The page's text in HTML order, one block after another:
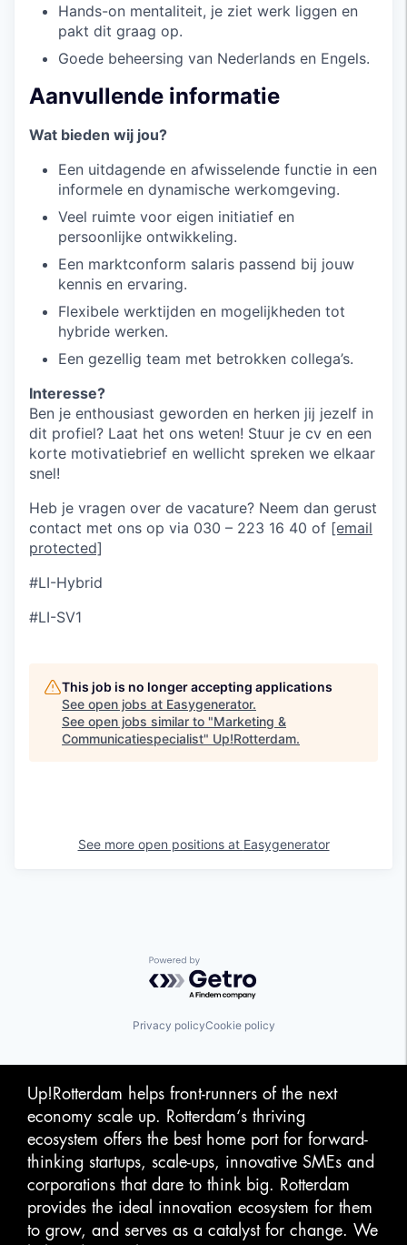
Hands-on mentaliteit, je ziet werk liggen en
pakt dit graag op.
Goede beheersing van Nederlands en Engels.
Aanvullende informatie
Wat bieden wij jou?
Een uitdagende en afwisselende functie in een
informele en dynamische werkomgeving.
Veel ruimte voor eigen initiatief en
persoonlijke ontwikkeling.
Een marktconform salaris passend bij jouw
kennis en ervaring.
Flexibele werktijden en mogelijkheden tot
hybride werken.
Een gezellig team met betrokken collega’s.
Interesse?
Ben je enthousiast geworden en herken jij jezelf in
dit profiel? Laat het ons weten! Stuur je cv en een
korte motivatiebrief en wellicht spreken we elkaar
snel!
Heb je vragen over de vacature? Neem dan gerust
contact met ons op via 030 – 223 16 40 of [email
protected]
#LI-Hybrid
#LI-SV1
This job is no longer accepting applications
See open jobs at Easygenerator.
See open jobs similar to "Marketing &
Communicatiespecialist" Up!Rotterdam.
See more open positions at Easygenerator
Powered by Getro.com
Privacy policyCookie policy
Up!Rotterdam helps front-runners of the next
economy scale up. Rotterdam‘s thriving
ecosystem offers the best home port for forward-
thinking startups, scale-ups, innovative SMEs and
corporations that dare to think big. Rotterdam
provides the ideal innovation ecosystem for them
to grow, and serves as a catalyst for change. We